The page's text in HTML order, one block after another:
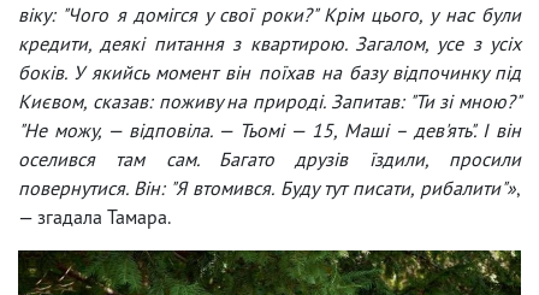
віку: "Чого я домігся у свої роки?" Крім цього, у нас були
кредити, деякі питання з квартирою. Загалом, усе з усіх
боків. У якийсь момент він поїхав на базу відпочинку під
Києвом, сказав: поживу на природі. Запитав: "Ти зі мною?"
"Не можу, — відповіла. — Тьомі — 15, Маші – дев'ять". І він
оселився там сам. Багато друзів їздили, просили
повернутися. Він: "Я втомився. Буду тут писати, рибалити"»,
— згадала Тамара.